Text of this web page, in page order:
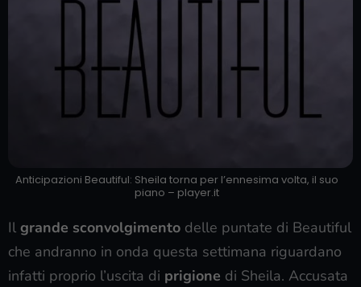
Anticipazioni Beautiful: Sheila torna per l’ennesima volta, il suo
piano – player.it
Il grande sconvolgimento delle puntate di Beautiful
che andranno in onda questa settimana riguardano
infatti proprio l’uscita di prigione di Sheila. Accusata